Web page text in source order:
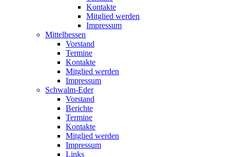
Kontakte
Mitglied werden
Impressum
Mittelhessen
Vorstand
Termine
Kontakte
Mitglied werden
Impressum
Schwalm-Eder
Vorstand
Berichte
Termine
Kontakte
Mitglied werden
Impressum
Links